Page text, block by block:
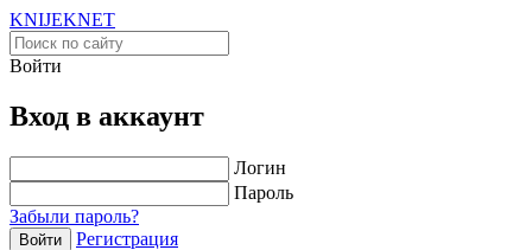
KNIJEKNET
Войти
Вход в аккаунт
Логин
Пароль
Забыли пароль?
Войти
Регистрация